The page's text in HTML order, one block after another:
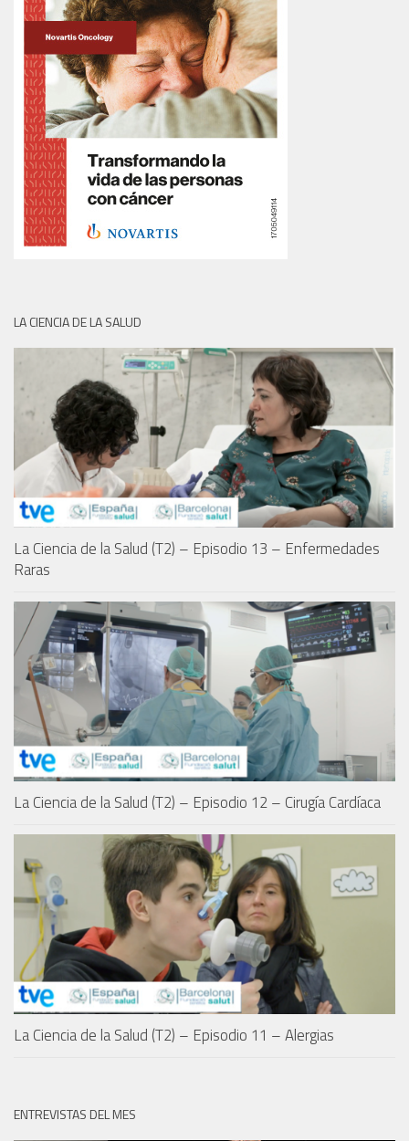
LA CIENCIA DE LA SALUD
La Ciencia de la Salud (T2) – Episodio 13 – Enfermedades
Raras
La Ciencia de la Salud (T2) – Episodio 12 – Cirugía Cardíaca
La Ciencia de la Salud (T2) – Episodio 11 – Alergias
ENTREVISTAS DEL MES